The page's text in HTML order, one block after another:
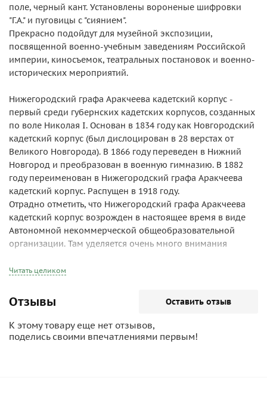
поле, черный кант. Установлены вороненые шифровки
"Г.А." и пуговицы с "сиянием".
Прекрасно подойдут для музейной экспозиции,
посвященной военно-учебным заведениям Российской
империи, киносъемок, театральных постановок и военно-
исторических мероприятий.
Нижегородский графа Аракчеева кадетский корпус -
первый среди губернских кадетских корпусов, созданных
по воле Николая I. Основан в 1834 году как Новгородский
кадетский корпус (был дислоцирован в 28 верстах от
Великого Новгорода). В 1866 году переведен в Нижний
Новгород и преобразован в военную гимназию. В 1882
году переименован в Нижегородский графа Аракчеева
кадетский корпус. Распущен в 1918 году.
Отрадно отметить, что Нижегородский графа Аракчеева
кадетский корпус возрожден в настоящее время в виде
Автономной некоммерческой общеобразовательной
организации. Там уделяется очень много внимания
преемственности с его дореволюционным
кадеты и офицеры носят форменное обмундирование
образца имперского периода. Здание, в котором ранее
размещался корпус, сохранилось (в нем в настоящее
время размещена городская администрация).
Читать целиком
Отзывы Оставить отзыв
К этому товару еще нет отзывов,
поделись своими впечатлениями первым!